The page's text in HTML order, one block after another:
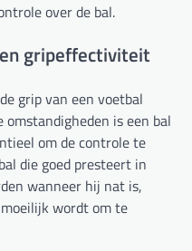
over de bal.
gripeffectiviteit
grip van een voetbal
is een bal
om de controle te
die goed presteert in
wanneer hij nat is,
wordt om te